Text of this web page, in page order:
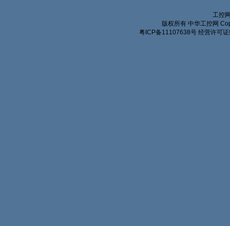
工控
版权所有 中华工控网
粤ICP备11107638号 经营许可